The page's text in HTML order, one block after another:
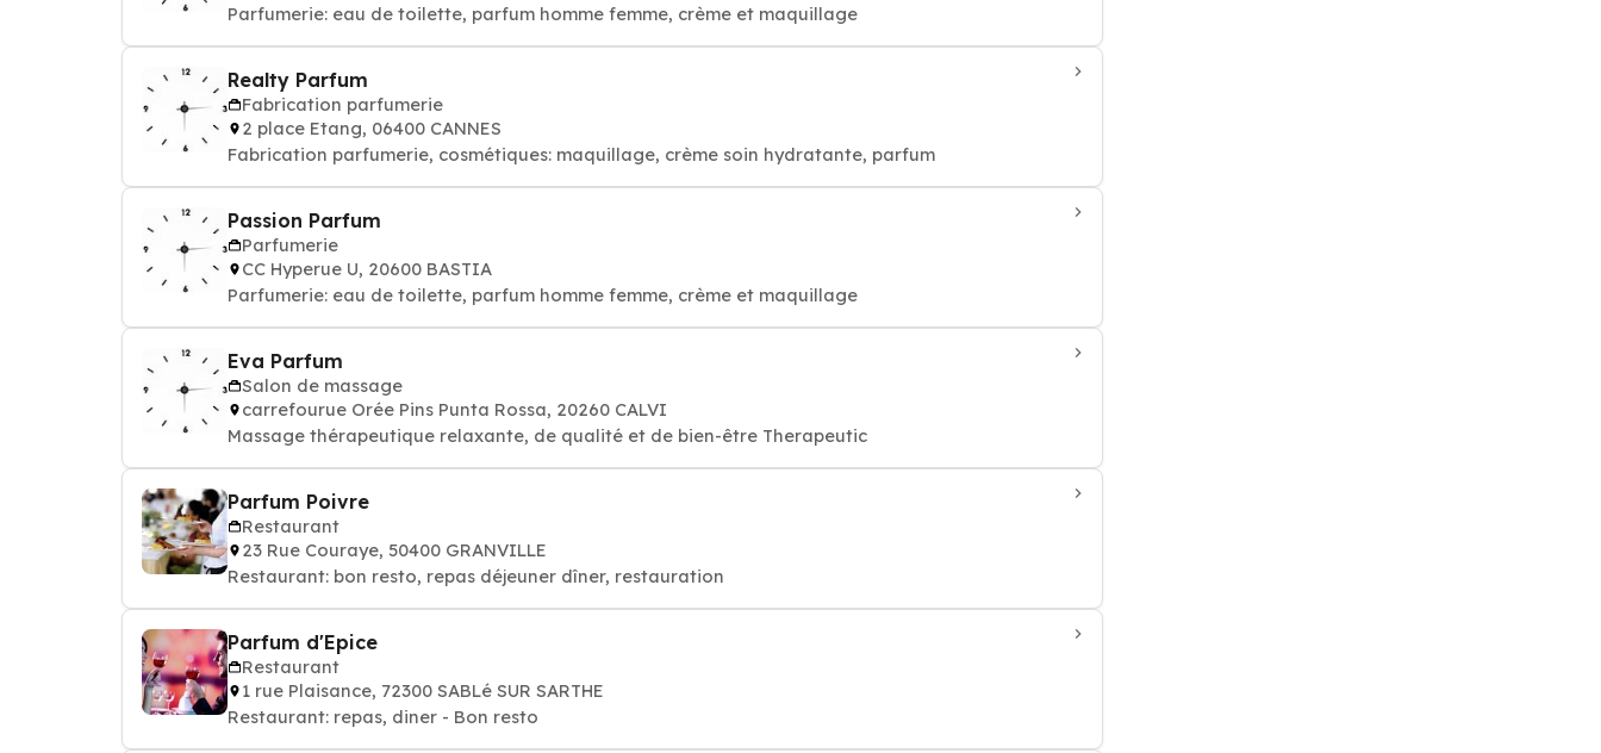
Parfumerie: eau de toilette, parfum homme femme, crème et maquillage
Realty Parfum
Fabrication parfumerie
2 place Etang, 06400 CANNES
Fabrication parfumerie, cosmétiques: maquillage, crème soin hydratante, parfum
Passion Parfum
Parfumerie
CC Hyperue U, 20600 BASTIA
Parfumerie: eau de toilette, parfum homme femme, crème et maquillage
Eva Parfum
Salon de massage
carrefourue Orée Pins Punta Rossa, 20260 CALVI
Massage thérapeutique relaxante, de qualité et de bien-être Therapeutic
Parfum Poivre
Restaurant
23 Rue Couraye, 50400 GRANVILLE
Restaurant: bon resto, repas déjeuner dîner, restauration
Parfum d'Epice
Restaurant
1 rue Plaisance, 72300 SABLé SUR SARTHE
Restaurant: repas, diner - Bon resto